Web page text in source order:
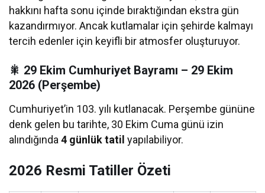
hakkını hafta sonu içinde bıraktığından ekstra gün
kazandırmıyor. Ancak kutlamalar için şehirde kalmayı
tercih edenler için keyifli bir atmosfer oluşturuyor.
🎇 29 Ekim Cumhuriyet Bayramı – 29 Ekim
2026 (Perşembe)
Cumhuriyet’in 103. yılı kutlanacak. Perşembe gününe
denk gelen bu tarihte, 30 Ekim Cuma günü izin
alındığında4 günlük tatil yapılabiliyor.
2026 Resmi Tatiller Özeti